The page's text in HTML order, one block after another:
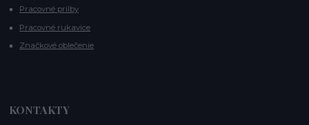
Pracovné prilby
Pracovné rukavice
Značkové oblečenie
KONTAKTY